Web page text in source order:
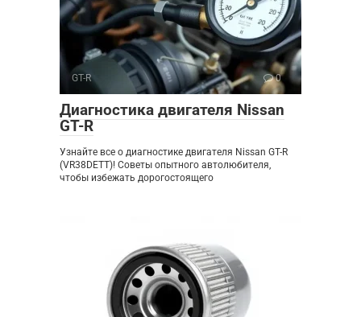
GT-R 0
Диагностика двигателя Nissan
GT-R
Узнайте все о диагностике двигателя Nissan GT-R
(VR38DETT)! Советы опытного автолюбителя,
чтобы избежать дорогостоящего